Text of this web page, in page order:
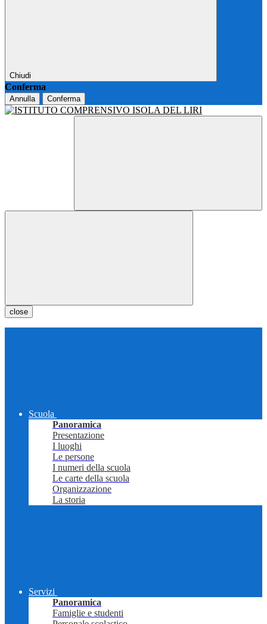
Chiudi
Conferma
Annulla Conferma
close
Scuola
Panoramica
Presentazione
I luoghi
Le persone
I numeri della scuola
Le carte della scuola
Organizzazione
La storia
Servizi
Panoramica
Famiglie e studenti